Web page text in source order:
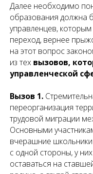
Далее необходимо
образования должна
управленцев,
переход, вернее
на этот вопрос
из тех вызовов,
управленческой
Вызов 1.
переорганизация
трудовой миграции
Основными
вчерашние школьники
с одной стороны, у
оставаться на